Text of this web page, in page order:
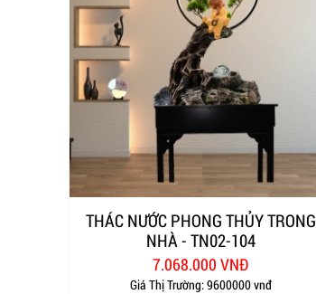
THÁC NƯỚC PHONG THỦY TRONG
NHÀ - TN02-104
7.068.000 VNĐ
Giá Thị Trường:9600000 vnđ